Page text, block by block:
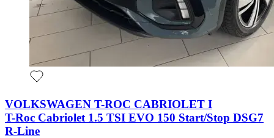
VOLKSWAGEN T-ROC CABRIOLET I
T-Roc Cabriolet 1.5 TSI EVO 150 Start/Stop DSG7
R-Line